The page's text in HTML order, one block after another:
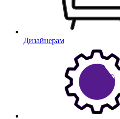
Дизайнерам